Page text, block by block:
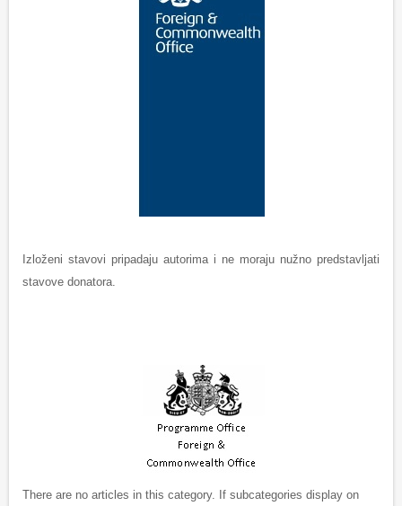
Izloženi stavovi pripadaju autorima i ne moraju nužno predstavljati
stavove donatora.
There are no articles in this category. If subcategories display on